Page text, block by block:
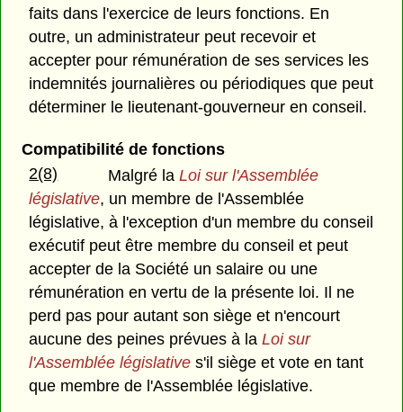
faits dans l'exercice de leurs fonctions. En
outre, un administrateur peut recevoir et
accepter pour rémunération de ses services les
indemnités journalières ou périodiques que peut
déterminer le lieutenant-gouverneur en conseil.
Compatibilité de fonctions
2(8)
Malgré laLoi sur l'Assemblée
législative, un membre de l'Assemblée
législative, à l'exception d'un membre du conseil
exécutif peut être membre du conseil et peut
accepter de la Société un salaire ou une
rémunération en vertu de la présente loi. Il ne
perd pas pour autant son siège et n'encourt
aucune des peines prévues à laLoi sur
l'Assemblée législative s'il siège et vote en tant
que membre de l'Assemblée législative.